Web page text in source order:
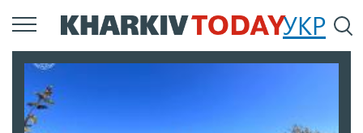
Перейти
к
УКР